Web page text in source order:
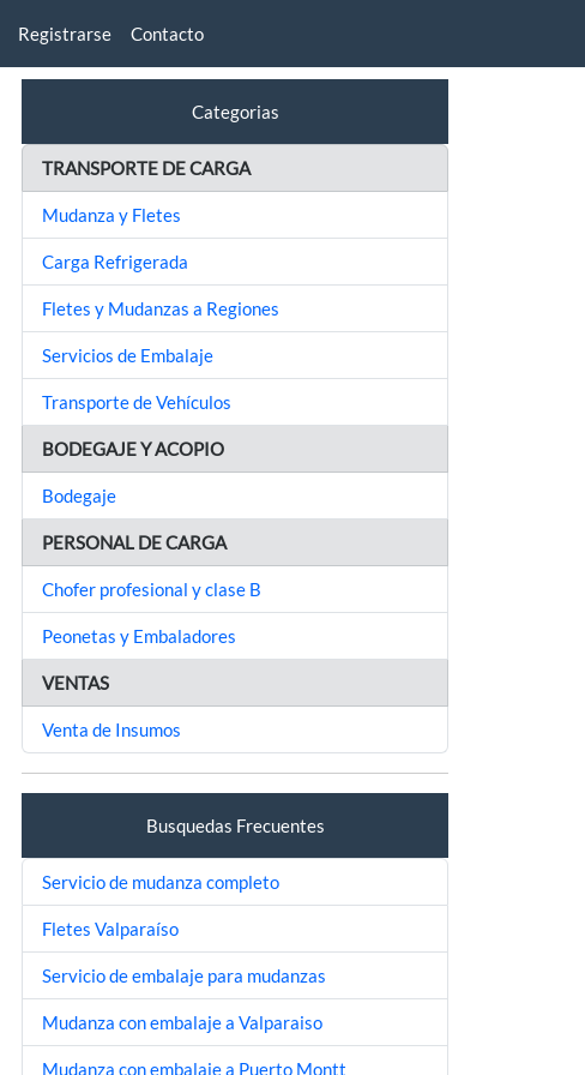
Registrarse Contacto
Categorias
TRANSPORTE DE CARGA
Mudanza y Fletes
Carga Refrigerada
Fletes y Mudanzas a Regiones
Servicios de Embalaje
Transporte de Vehículos
BODEGAJE Y ACOPIO
Bodegaje
PERSONAL DE CARGA
Chofer profesional y clase B
Peonetas y Embaladores
VENTAS
Venta de Insumos
Busquedas Frecuentes
Servicio de mudanza completo
Fletes Valparaíso
Servicio de embalaje para mudanzas
Mudanza con embalaje a Valparaiso
Mudanza con embalaje a Puerto Montt